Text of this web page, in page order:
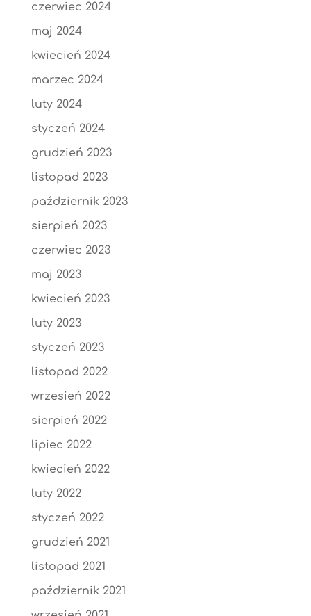
czerwiec 2024
maj 2024
kwiecień 2024
marzec 2024
luty 2024
styczeń 2024
grudzień 2023
listopad 2023
październik 2023
sierpień 2023
czerwiec 2023
maj 2023
kwiecień 2023
luty 2023
styczeń 2023
listopad 2022
wrzesień 2022
sierpień 2022
lipiec 2022
kwiecień 2022
luty 2022
styczeń 2022
grudzień 2021
listopad 2021
październik 2021